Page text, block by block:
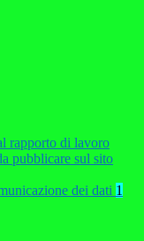
rapporto di lavoro
pubblicare sul sito
dei dati 1